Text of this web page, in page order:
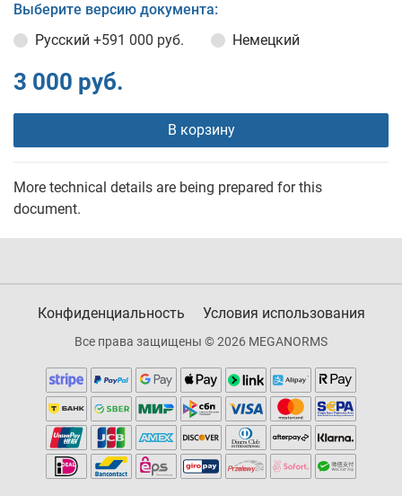
Выберите версию документа:
Русский +591 000 руб. Немецкий
3 000 руб.
В корзину
More technical details are being prepared for this
document.
Конфиденциальность Условия использования
Все права защищены © 2026 MEGANORMS